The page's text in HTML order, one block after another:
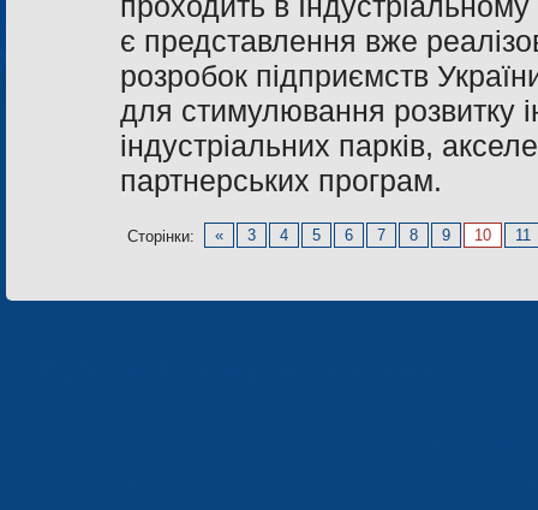
є представлення вже
розробок підприємств
для стимулювання розвитку
індустріальних парків,
партнерських програм.
Сторінки: « 3 4 5 6 7 8 9 10 11